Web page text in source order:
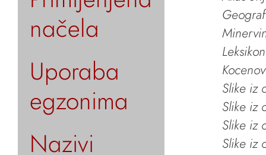
načela
Uporaba
egzonima
Nazivi
Slike iz
Slike iz
Slike iz
Slike iz